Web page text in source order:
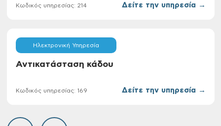
Κωδικός υπηρεσίας: 214 Δείτε την υπηρεσία →
Ηλεκτρονική Υπηρεσία
Αντικατάσταση κάδου
Κωδικός υπηρεσίας: 169 Δείτε την υπηρεσία →